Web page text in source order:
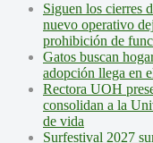
Siguen los cierres
nuevo operativo
prohibición de
Gatos buscan
adopción llega en
Rectora UOH
consolidan a la
de vida
Surfestival 2027